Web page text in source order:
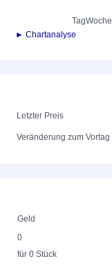
TagWoche
► Chartanalyse
Letzter Preis
Veränderung zum Vortag
Geld
0
für 0 Stück